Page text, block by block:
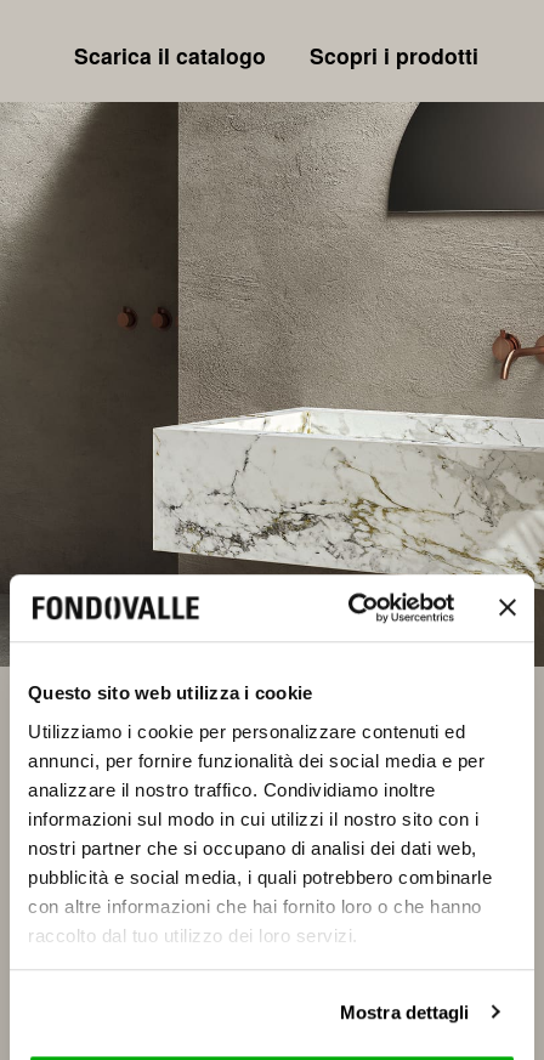
Questo sito web utilizza i cookie
Utilizziamo i cookie per personalizzare contenuti ed
annunci, per fornire funzionalità dei social media e per
analizzare il nostro traffico. Condividiamo inoltre
informazioni sul modo in cui utilizzi il nostro sito con i
nostri partner che si occupano di analisi dei dati web,
pubblicità e social media, i quali potrebbero combinarle
con altre informazioni che hai fornito loro o che hanno
raccolto dal tuo utilizzo dei loro servizi.
Mostra dettagli
Scarica il catalogo Scopri i prodotti
Unique materials
for coordinated
designs
design, attraverso un’ampia gamma di lastre tra cui